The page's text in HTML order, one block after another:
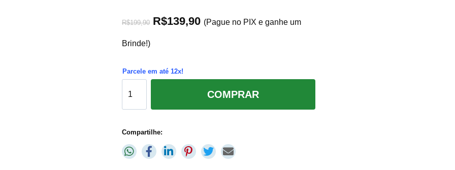
R$199,90 R$139,90 (Pague no PIX e ganhe um
Brinde!)
Parcele em até 12x!
COMPRAR
Compartilhe: